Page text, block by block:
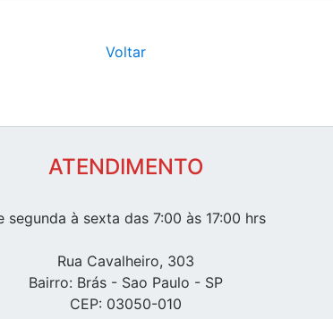
Voltar
ATENDIMENTO
segunda à sexta das 7:00 às 17:00 hrs
Rua Cavalheiro, 303
Bairro: Brás - Sao Paulo - SP
CEP: 03050-010